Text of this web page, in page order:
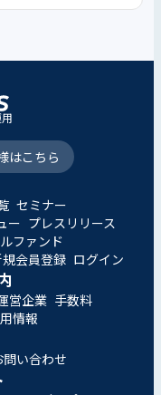
はこちら
セミナー
ー
プレスリリース
ファンド
規会員登録 ログイン
営企業 手数料
情報
問い合わせ